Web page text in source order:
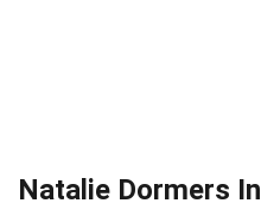
Natalie Dormers